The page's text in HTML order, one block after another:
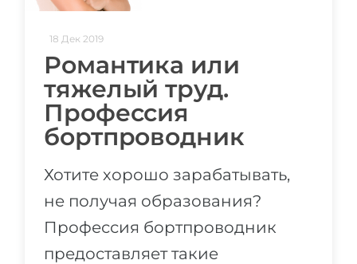
18 Дек 2019
Романтика или
тяжелый труд.
Профессия
бортпроводник
Хотите хорошо зарабатывать,
не получая образования?
Профессия бортпроводник
предоставляет такие